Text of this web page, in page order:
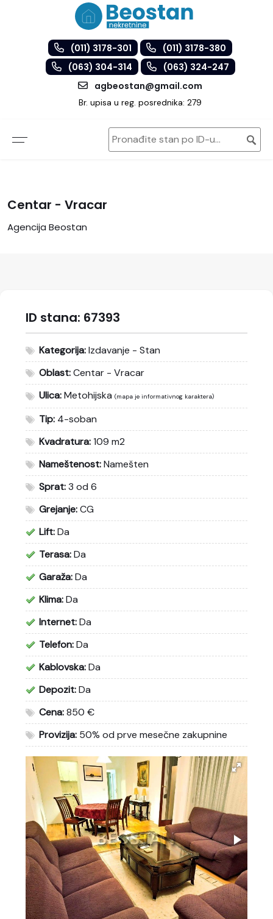
(011) 3178-301
(011) 3178-380
(063) 304-314
(063) 324-247
agbeostan@gmail.com
Br. upisa u reg. posrednika: 279
Centar - Vracar
Agencija Beostan
ID stana: 67393
Kategorija:Izdavanje - Stan
Oblast:Centar - Vracar
Ulica:Metohijska (mapa je informativnog karaktera)
Tip: 4-soban
Kvadratura:109 m2
Nameštenost:Namešten
Sprat:3 od 6
Grejanje:CG
Lift:Da
Terasa:Da
Garaža:Da
Klima:Da
Internet:Da
Telefon:Da
Kablovska:Da
Depozit:Da
Cena:850 €
Provizija: 50% od prve mesečne zakupnine